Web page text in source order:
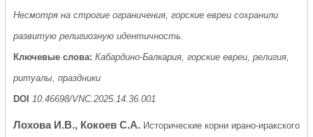
Несмотря на строгие ограничения, горские евреи сохранили
развитую религиозную идентичность.
Ключевые слова: Кабардино-Балкария, горские евреи, религия,
ритуалы, праздники
DOI
10.46698/VNC.2025.14.36.001
Лохова И.В., Кокоев С.А. Исторические корни ирано-иракского